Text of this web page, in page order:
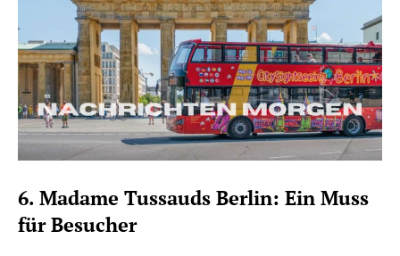
6. Madame Tussauds Berlin: Ein Muss
für Besucher